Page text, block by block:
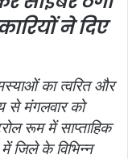
ने दिए
का त्वरित और
से मंगलवार को
रूम में साप्ताहिक
जिले के विभिन्न